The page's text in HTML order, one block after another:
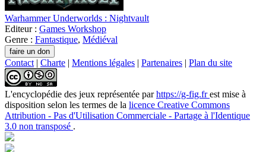
Warhammer Underworlds : Nightvault
Editeur : Games Workshop
Genre : Fantastique, Médiéval
Contact| Charte | Mentions légales | Partenaires | Plan du site
L'encyclopédie des jeux représentée parhttps://g-fig.frest mise à
disposition selon les termes de la licence Creative Commons
Attribution - Pas d'Utilisation Commerciale - Partage à l'Identique
3.0 non transposé .